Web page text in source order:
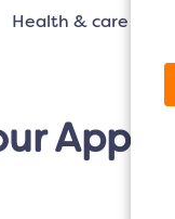
Health & care
Apple